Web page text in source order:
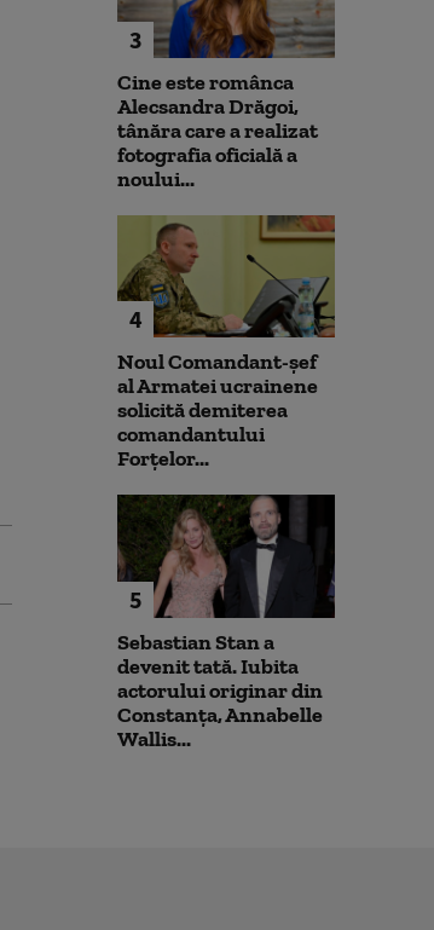
3
Cine este românca
Alecsandra Drăgoi,
tânăra care a realizat
fotografia oficială a
noului...
4
Noul Comandant-șef
al Armatei ucrainene
solicită demiterea
comandantului
Forțelor...
5
Sebastian Stan a
devenit tată. Iubita
actorului originar din
Constanța, Annabelle
Wallis...